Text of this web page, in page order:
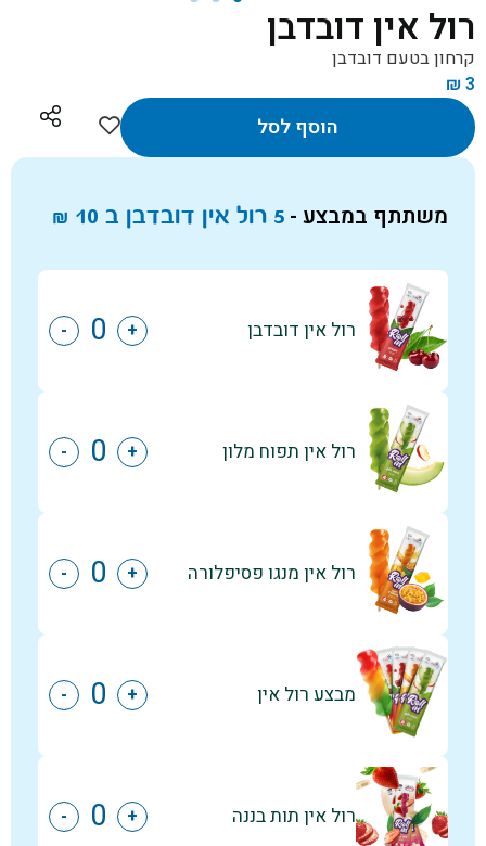
רול אין דובדבן
קרחון בטעם דובדבן
₪3
הוסף לסל
משתתף במבצע - 5 רול אין דובדבן ב ₪ 10
רול אין דובדבן +
-
רול אין תפוח מלון +
-
רול אין מנגו פסיפלורה +
-
מבצע רול אין +
-
רול אין תות בננה +
-